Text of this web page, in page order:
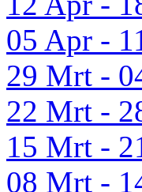
05 Apr -
29 Mrt -
22 Mrt -
15 Mrt -
08 Mrt -